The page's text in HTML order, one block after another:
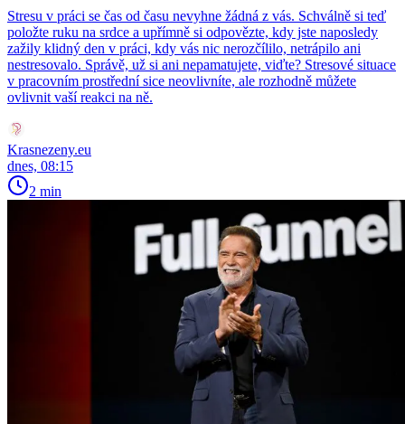
Stresu v práci se čas od času nevyhne žádná z vás. Schválně si teď
položte ruku na srdce a upřímně si odpovězte, kdy jste naposledy
zažily klidný den v práci, kdy vás nic nerozčílilo, netrápilo ani
nestresovalo. Správě, už si ani nepamatujete, viďte? Stresové situace
v pracovním prostřední sice neovlivníte, ale rozhodně můžete
ovlivnit vaší reakci na ně.
Krasnezeny.eu
dnes, 08:15
2 min